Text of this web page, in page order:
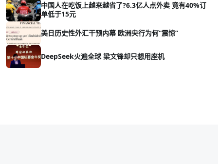
中国人在吃饭上越来越省了?6.3亿人点外卖 竟有40%订
单低于15元
美日历史性外汇干预内幕 欧洲央行为何“震惊”
DeepSeek火遍全球 梁文锋却只想用座机